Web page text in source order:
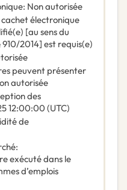
: Non autorisée
électronique
[au sens du
2014] est requis(e)
peuvent présenter
autorisée
des
12:00:00 (UTC)
de
:
exécuté dans le
d’emplois